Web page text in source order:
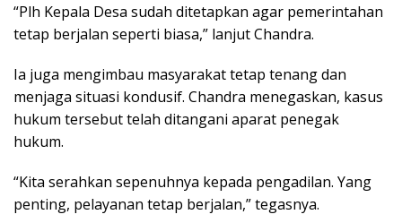
“Plh Kepala Desa sudah ditetapkan agar pemerintahan
tetap berjalan seperti biasa,” lanjut Chandra.
Ia juga mengimbau masyarakat tetap tenang dan
menjaga situasi kondusif. Chandra menegaskan, kasus
hukum tersebut telah ditangani aparat penegak
hukum.
“Kita serahkan sepenuhnya kepada pengadilan. Yang
penting, pelayanan tetap berjalan,” tegasnya.